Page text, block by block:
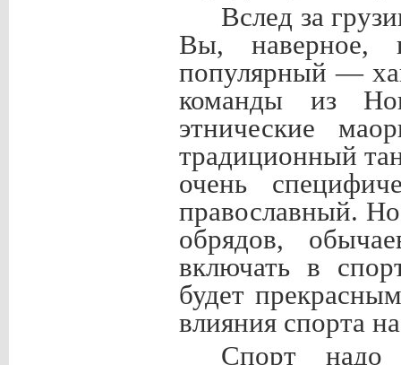
Вслед за
Вы, наверное,
популярный —
команды из
этнические
традиционный
очень
православный.
обрядов,
включать в
будет
влияния спорта
Спорт надо